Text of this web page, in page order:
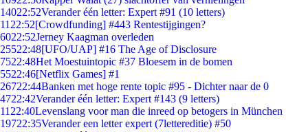
14022:52Verander één letter: Expert #91 (10 letters)
11 22:52[Crowdfunding] #443 Rentestijgingen?
6022:52Jerney Kaagman overleden
25522:48[UFO/UAP] #16 The Age of Disclosure
7522:48Het Moestuintopic #37 Bloesem in de bomen
5522:46[Netflix Games] #1
26722:44Banken met hoge rente topic #95 - Dichter naar de 0
4722:42Verander één letter: Expert #143 (9 letters)
11 22:40Levenslang voor man die inreed op betogers in München
19722:35Verander een letter expert (7lettereditie) #50